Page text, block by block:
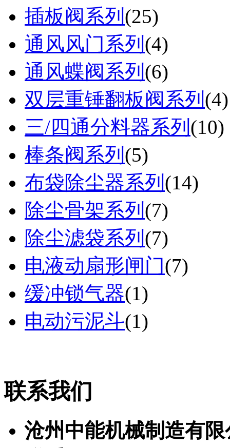
插板阀系列 (25)
通风风门系列 (4)
通风蝶阀系列 (6)
双层重锤翻板阀系列 (4)
三/四通分料器系列 (10)
棒条阀系列 (5)
布袋除尘器系列 (14)
除尘骨架系列 (7)
除尘滤袋系列 (7)
电液动扇形闸门(7)
缓冲锁气器(1)
电动污泥斗(1)
联系我们
沧州中能机械制造有限